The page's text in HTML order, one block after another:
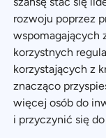
rozwoju poprzez
wspomagających
korzystnych
korzystających z
znacząco
więcej osób do
i przyczynić się